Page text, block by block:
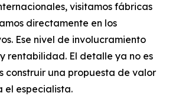
visitamos fábricas
directamente en los
Ese nivel de involucramiento
rentabilidad. El detalle ya no es
construir una propuesta de valor
el especialista.